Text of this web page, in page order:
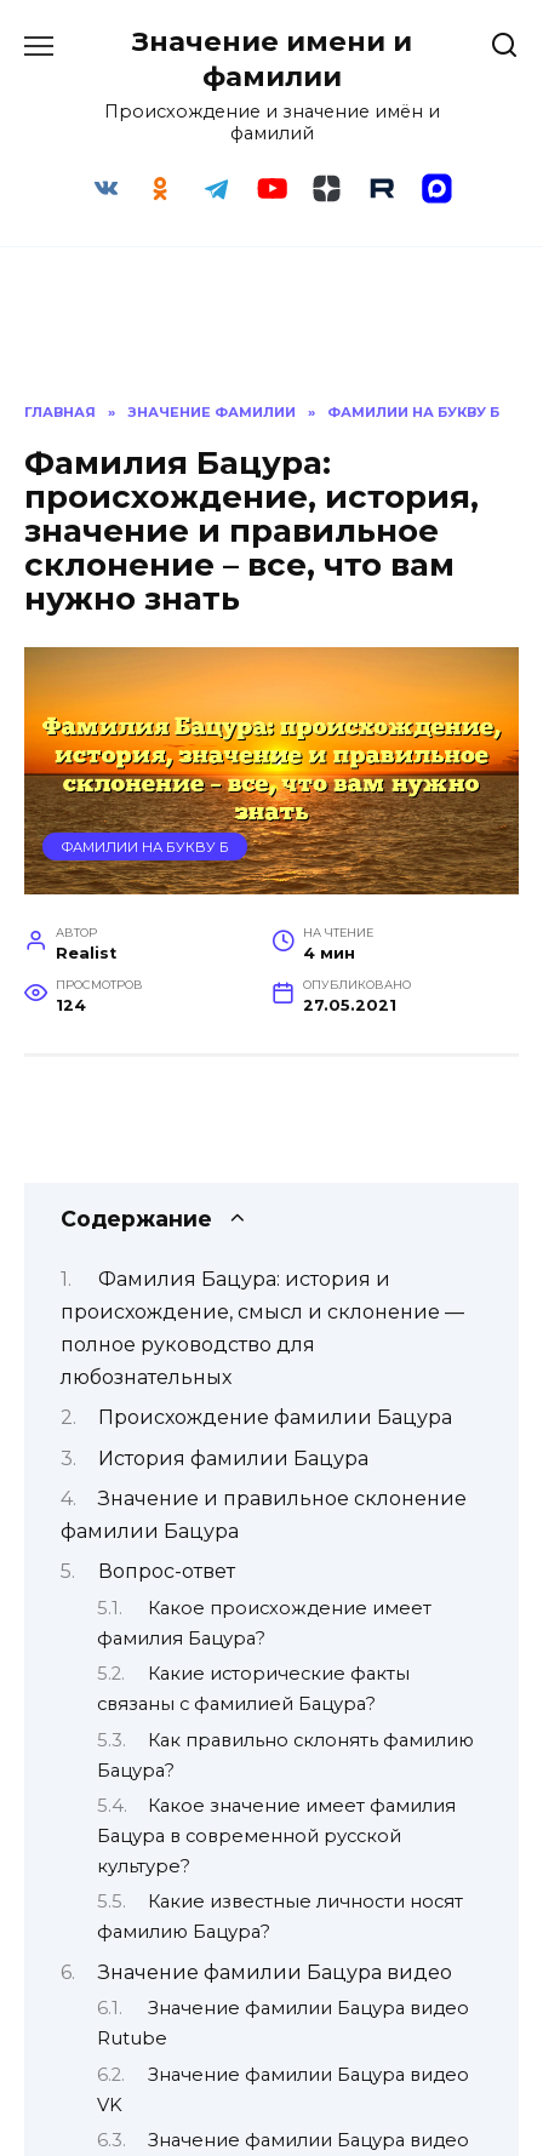
Значение имени и
фамилии
Происхождение и значение имён и
фамилий
ГЛАВНАЯ » ЗНАЧЕНИЕ ФАМИЛИИ » ФАМИЛИИ НА БУКВУ Б
Фамилия Бацура:
происхождение, история,
значение и правильное
склонение – все, что вам
нужно знать
ФАМИЛИИ НА БУКВУ Б
АВТОР
Realist
НА ЧТЕНИЕ
4 мин
ПРОСМОТРОВ
124
ОПУБЛИКОВАНО
27.05.2021
Содержание
Фамилия Бацура: история и
происхождение, смысл и склонение —
полное руководство для
любознательных
Происхождение фамилии Бацура
История фамилии Бацура
Значение и правильное склонение
фамилии Бацура
Вопрос-ответ
Какое происхождение имеет
фамилия Бацура?
Какие исторические факты
связаны с фамилией Бацура?
Как правильно склонять фамилию
Бацура?
Какое значение имеет фамилия
Бацура в современной русской
культуре?
Какие известные личности носят
фамилию Бацура?
Значение фамилии Бацура видео
Значение фамилии Бацура видео
Rutube
Значение фамилии Бацура видео
VK
Значение фамилии Бацура видео